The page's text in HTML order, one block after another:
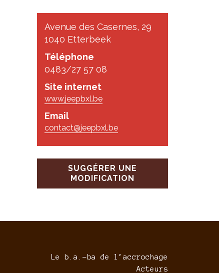
Avenue des Casernes, 29
1040 Etterbeek
Téléphone
0483/27 57 08
Site internet
www.jeepbxl.be
Email
contact@jeepbxl.be
SUGGÉRER UNE
MODIFICATION
Le b.a.-ba de l’accrochage
Acteurs